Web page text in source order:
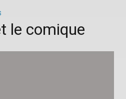
le comique